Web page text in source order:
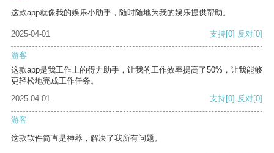
这款app就像我的娱乐小助手，随时随地为我的娱乐提供帮助。
2025-04-01 支持[0] 反对[0]
游客
这款app是我工作上的得力助手，让我的工作效率提高了50%，让我能够
更轻松地完成工作任务。
2025-04-01
支持[0] 反对[0]
游客
这款软件简直是神器，解决了我所有问题。